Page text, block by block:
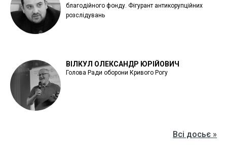
благодійного фонду. Фігурант антикорупційних
розслідувань
ВІЛКУЛ ОЛЕКСАНДР ЮРІЙОВИЧ
Голова Ради оборони Кривого Рогу
Всі досьє »